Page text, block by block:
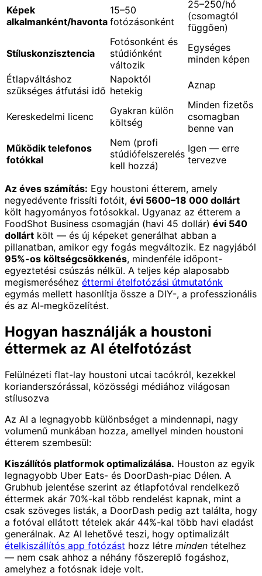
Képek
alkalmanként/havonta
15–50
fotózásonként
25–250/hó
(csomagtól
függően)
Stíluskonzisztencia
Fotósonként és
stúdiónként
változik
Egységes
minden képen
Étlapváltáshoz
szükséges átfutási idő
Napoktól
hetekig
Aznap
Kereskedelmi licenc
Gyakran külön
költség
Minden fizetős
csomagban
benne van
Működik telefonos
fotókkal
Nem (profi
stúdiófelszerelés
kell hozzá)
Igen — erre
tervezve
Az éves számítás: Egy houstoni étterem, amely
negyedévente frissíti fotóit, évi 5600–18 000 dollárt
költ hagyományos fotósokkal. Ugyanaz az étterem a
FoodShot Business csomagján (havi 45 dollár) évi 540
dollárt költ — és új képeket generálhat abban a
pillanatban, amikor egy fogás megváltozik. Ez nagyjából
95%-os költségcsökkenés, mindenféle időpont-
egyeztetési csúszás nélkül. A teljes kép alaposabb
megismeréséhez éttermi ételfotózási útmutatónk
egymás mellett hasonlítja össze a DIY-, a professzionális
és az AI-megközelítést.
Hogyan használják a houstoni
éttermek az AI ételfotózást
Felülnézeti flat-lay houstoni utcai tacókról, kezekkel
korianderszórással, közösségi médiához világosan
stílusozva
Az AI a legnagyobb különbséget a mindennapi, nagy
volumenű munkában hozza, amellyel minden houstoni
étterem szembesül:
Kiszállítós platformok optimalizálása. Houston az egyik
legnagyobb Uber Eats- és DoorDash-piac Délen. A
Grubhub jelentése szerint az étlapfotóval rendelkező
éttermek akár 70%-kal több rendelést kapnak, mint a
csak szöveges listák, a DoorDash pedig azt találta, hogy
a fotóval ellátott tételek akár 44%-kal több havi eladást
generálnak. Az AI lehetővé teszi, hogy optimalizált
ételkiszállítós app fotózást hozz létre minden tételhez
— nem csak ahhoz a néhány főszereplő fogáshoz,
amelyhez a fotósnak ideje volt.